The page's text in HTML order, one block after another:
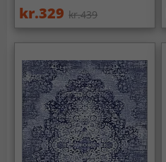
kr.329 kr.439